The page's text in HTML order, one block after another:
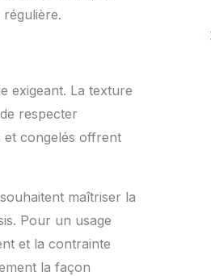
régulière.
exigeant. La texture
respecter
et congelés offrent
maîtriser la
Pour un usage
et la contrainte
la façon